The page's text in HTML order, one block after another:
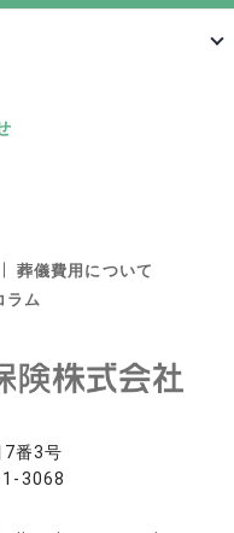
いお墓-永代供養墓版
ド
仏壇」
葬儀費用について
ラム
7番3号
3068